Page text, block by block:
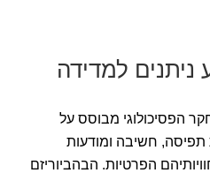
ניתנים למדידה
ה- 20 היה המחקר הפסיכולוגי מבוסס על
תפיסה, חשיבה ומודעות
הפרטיות. הבהביוריזם